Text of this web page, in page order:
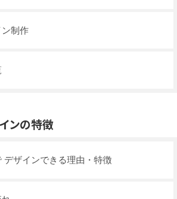
制作
ンの特徴
デザインできる理由・特徴